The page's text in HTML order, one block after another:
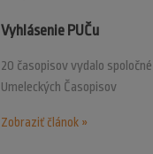
Vyhlásenie PUČu
20 časopisov vydalo
Umeleckých Časopisov
Zobraziť článok »